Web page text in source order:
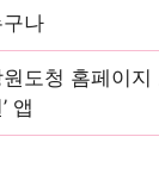
구나
원도청 홈페이지
앱